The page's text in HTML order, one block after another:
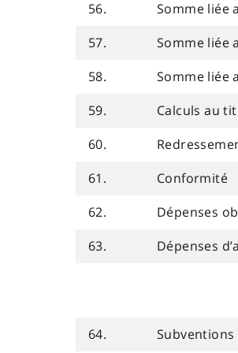
56.
Somme liée
57.
Somme liée
58.
Somme liée
59.
Calculs au
60.
61.
Conformité
62.
Dépenses
63.
Dépenses
64. Subventions